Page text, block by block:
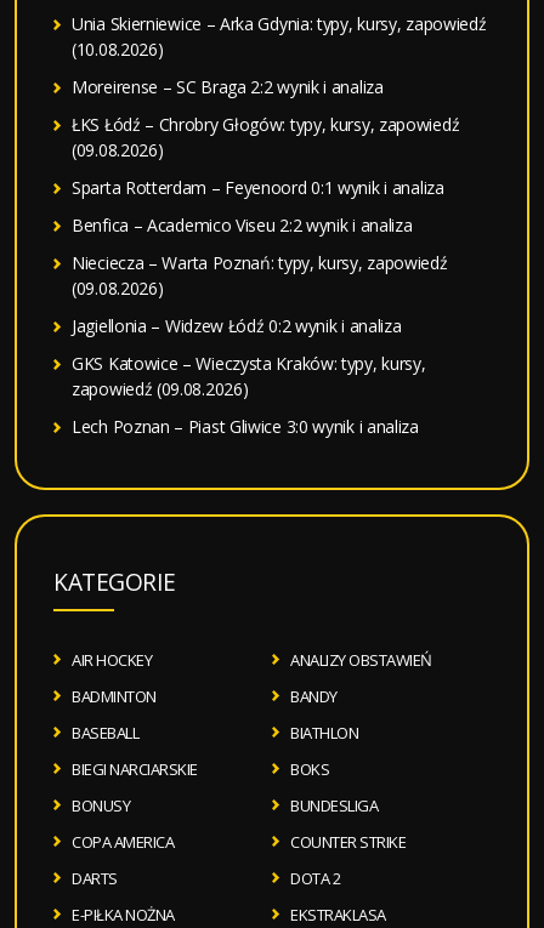
Unia Skierniewice – Arka Gdynia: typy, kursy, zapowiedź
(10.08.2026)
Moreirense – SC Braga 2:2 wynik i analiza
ŁKS Łódź – Chrobry Głogów: typy, kursy, zapowiedź
(09.08.2026)
Sparta Rotterdam – Feyenoord 0:1 wynik i analiza
Benfica – Academico Viseu 2:2 wynik i analiza
Nieciecza – Warta Poznań: typy, kursy, zapowiedź
(09.08.2026)
Jagiellonia – Widzew Łódź 0:2 wynik i analiza
GKS Katowice – Wieczysta Kraków: typy, kursy,
zapowiedź (09.08.2026)
Lech Poznan – Piast Gliwice 3:0 wynik i analiza
KATEGORIE
AIR HOCKEY
ANALIZY OBSTAWIEŃ
BADMINTON
BANDY
BASEBALL
BIATHLON
BIEGI NARCIARSKIE
BOKS
BONUSY
BUNDESLIGA
COPA AMERICA
COUNTER STRIKE
DARTS
DOTA 2
E-PIŁKA NOŻNA
EKSTRAKLASA